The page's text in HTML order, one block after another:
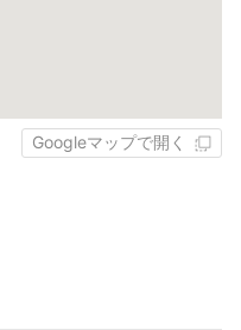
Googleマップで開く